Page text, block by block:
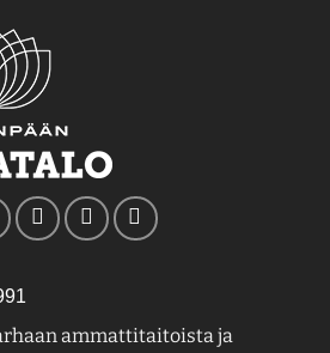
ammattitaitoista ja